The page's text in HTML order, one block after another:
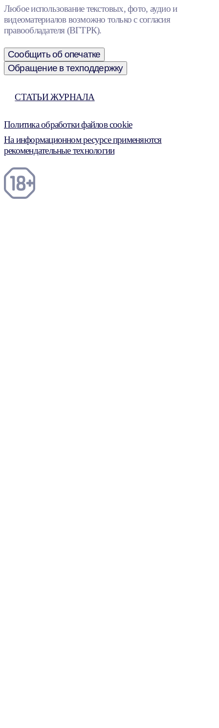
Любое использование текстовых, фото, аудио и
видеоматериалов возможно только с согласия
правообладателя (ВГТРК).
Сообщить об опечатке
Обращение в техподдержку
СТАТЬИ ЖУРНАЛА
Политика обработки файлов cookie
На информационном ресурсе применяются
рекомендательные технологии